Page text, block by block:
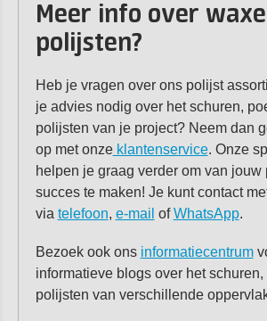
Meer info over
polijsten?
Heb je vragen over ons polijst
je advies nodig over het schuren,
polijsten van je project? Neem dan
op met onzeklantenservice. Onze
helpen je graag verder om van jouw
succes te maken! Je kunt contact
via telefoon, e-mail ofWhatsApp.
Bezoek ook ons informatiecentrum
informatieve blogs over het schuren,
polijsten van verschillende